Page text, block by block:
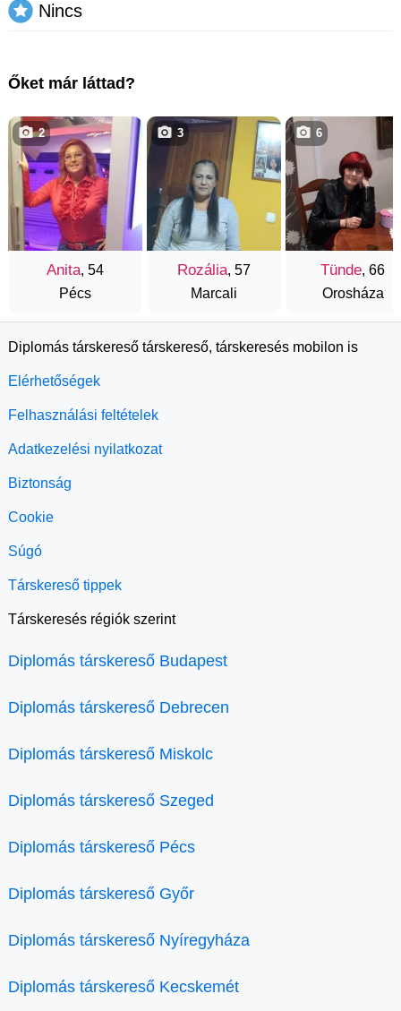
Nincs
Őket már láttad?
Anita, 54
Pécs
2
Rozália, 57
Marcali
3
Tünde, 66
Orosháza
6
Diplomás társkereső társkereső, társkeresés mobilon is
Elérhetőségek
Felhasználási feltételek
Adatkezelési nyilatkozat
Biztonság
Cookie
Súgó
Társkereső tippek
Társkeresés régiók szerint
Diplomás társkereső Budapest
Diplomás társkereső Debrecen
Diplomás társkereső Miskolc
Diplomás társkereső Szeged
Diplomás társkereső Pécs
Diplomás társkereső Győr
Diplomás társkereső Nyíregyháza
Diplomás társkereső Kecskemét